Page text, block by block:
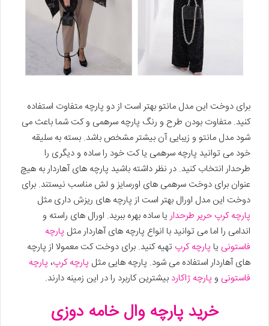
برای دوخت این مدل مانتو بهتر است از دو پارچه متفاوت استفاده
کنید. متفاوت بودن طرح و رنگ پارچه سرهمی و کت شما باعث می
شود مدل مانتو و زیبایی آن بیشتر مشخص باشد. بسته به سلیقه
خود می توانید پارچه سرهمی یا کت خود را ساده و دیگری را
طرحدار انتخاب کنید. در نظر داشته باشید پارچه های آهاردار به هیچ
عنوان برای دوخت سرهمی های اورسایز و لش مناسب نیستند. برای
دوخت این مدل اورال بهتر است از پارچه های ریزش داری مثل
پارچه کرپ حریر طرحدار یا ساده بهره ببرید. اورال های راسته و
اندامی را اما می توانید با انواع پارچه های آهاردار مثل پارچه
فاستونی یا پارچه کرپ تهیه کنید. برای دوخت کت معمولا از پارچه
های آهاردار استفاده می شود. پارچه هایی مثل پارچه کرپ، پارچه
فاستونی و پارچه ژاکارد بیشترین کاربرد را در این زمینه دارند.
خرید پارچه وال خامه دوزی